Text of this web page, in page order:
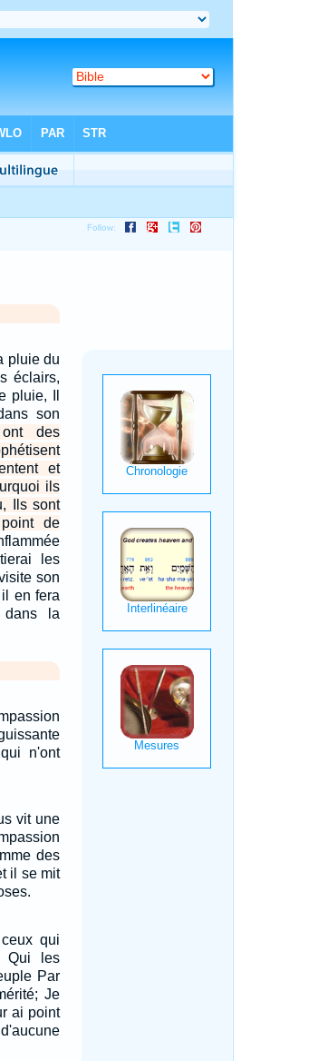
pluie du
éclairs,
pluie, Il
son
des
et
ils
Ils sont
de
les
son
en fera
dans la
n'ont
vit une
des
il se mit
qui
Qui les
Par
Je
ai point